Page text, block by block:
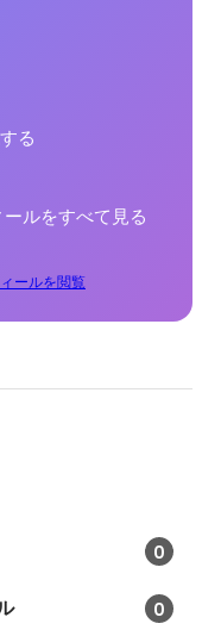
る
ルをすべて見る
ールを閲覧
0
0